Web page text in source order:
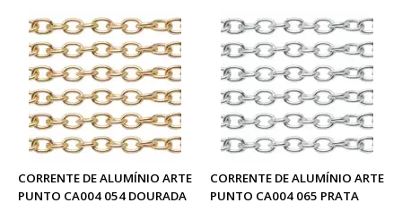
CORRENTE DE ALUMÍNIO ARTE
PUNTO CA004 054 DOURADA
CORRENTE DE ALUMÍNIO ARTE
PUNTO CA004 065 PRATA